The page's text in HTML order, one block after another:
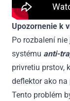
Upozornenie k
Po rozbalení
systému anti-
privretiu prstov,
deflektor ako
Tento problém